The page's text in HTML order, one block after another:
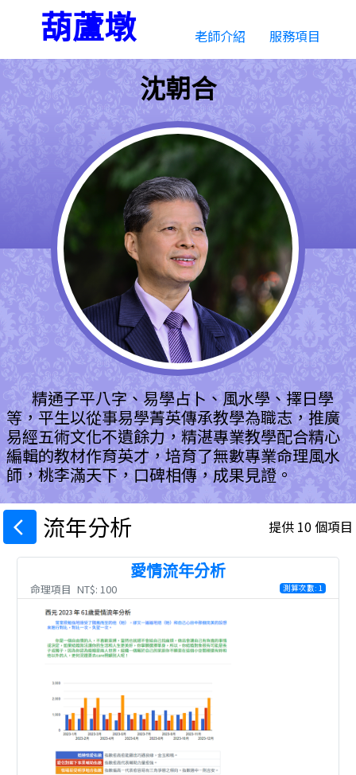
葫蘆墩 老師介紹 服務項目
沈朝合
精通子平八字、易學占卜、風水學、擇日學
等，平生以從事易學菁英傳承教學為職志，推廣
易經五術文化不遺餘力，精湛專業教學配合精心
編輯的教材作育英才，培育了無數專業命理風水
師，桃李滿天下，口碑相傳，成果見證。
arrow_back_ios 流年分析 提供 10 個項目
愛情流年分析
命理項目 測算次數: 1
NT$: 100